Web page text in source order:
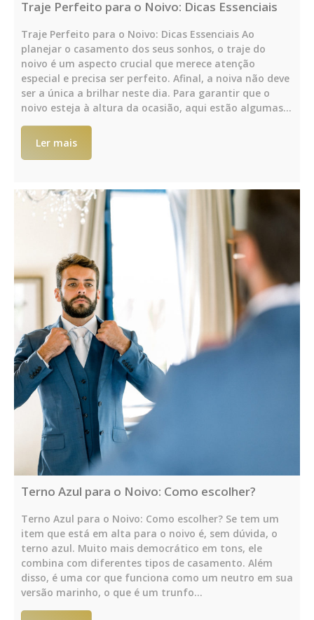
Traje Perfeito para o Noivo: Dicas Essenciais
Traje Perfeito para o Noivo: Dicas Essenciais Ao
planejar o casamento dos seus sonhos, o traje do
noivo é um aspecto crucial que merece atenção
especial e precisa ser perfeito. Afinal, a noiva não deve
ser a única a brilhar neste dia. Para garantir que o
noivo esteja à altura da ocasião, aqui estão algumas…
Ler mais
Terno Azul para o Noivo: Como escolher?
Terno Azul para o Noivo: Como escolher? Se tem um
item que está em alta para o noivo é, sem dúvida, o
terno azul. Muito mais democrático em tons, ele
combina com diferentes tipos de casamento. Além
disso, é uma cor que funciona como um neutro em sua
versão marinho, o que é um trunfo…